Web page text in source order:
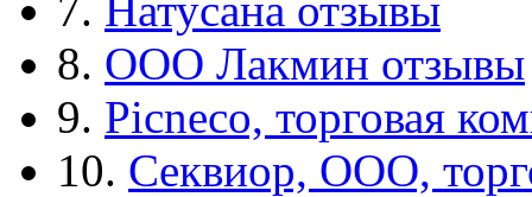
8. ООО Лакмин отзывы
9. Picneco, торговая
10. Секвиор, ООО,